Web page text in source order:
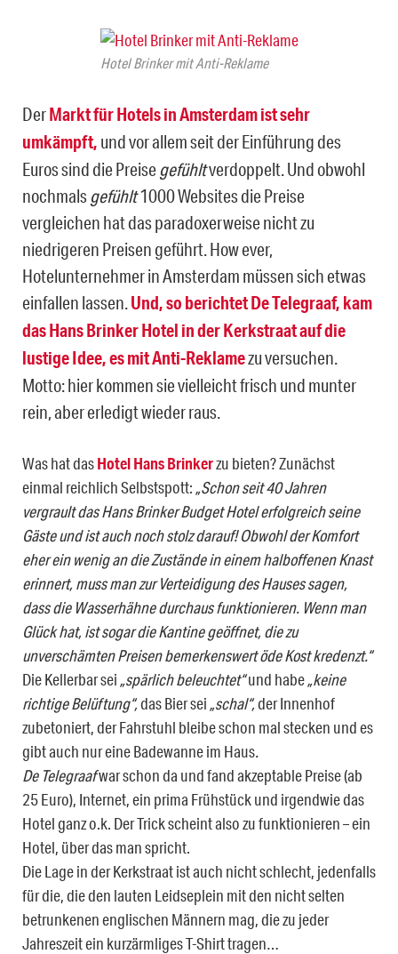
Hotel Brinker mit Anti-Reklame
DerMarkt für Hotels in Amsterdam ist sehr
umkämpft, und vor allem seit der Einführung des
Euros sind die Preise gefühltverdoppelt. Und obwohl
nochmals gefühlt1000 Websites die Preise
vergleichen hat das paradoxerweise nicht zu
niedrigeren Preisen geführt. How ever,
Hotelunternehmer in Amsterdam müssen sich etwas
einfallen lassen.Und, so berichtet De Telegraaf, kam
das Hans Brinker Hotel in der Kerkstraat auf die
lustige Idee, es mit Anti-Reklamezu versuchen.
Motto: hier kommen sie vielleicht frisch und munter
rein, aber erledigt wieder raus.
Was hat dasHotel Hans Brinkerzu bieten? Zunächst
einmal reichlich Selbstspott: „Schon seit 40 Jahren
vergrault das Hans Brinker Budget Hotel erfolgreich seine
Gäste und ist auch noch stolz darauf! Obwohl der Komfort
eher ein wenig an die Zustände in einem halboffenen Knast
erinnert, muss man zur Verteidigung des Hauses sagen,
dass die Wasserhähne durchaus funktionieren. Wenn man
Glück hat, ist sogar die Kantine geöffnet, die zu
unverschämten Preisen bemerkenswert öde Kost kredenzt.“
Die Kellerbar sei „spärlich beleuchtet“und habe„keine
richtige Belüftung“,das Bier sei „schal“,der Innenhof
zubetoniert, der Fahrstuhl bleibe schon mal stecken und es
gibt auch nur eine Badewanne im Haus.
De Telegraafwar schon da und fand akzeptable Preise (ab
25 Euro), Internet, ein prima Frühstück und irgendwie das
Hotel ganz o.k. Der Trick scheint also zu funktionieren – ein
Hotel, über das man spricht.
Die Lage in der Kerkstraat ist auch nicht schlecht, jedenfalls
für die, die den lauten Leidseplein mit den nicht selten
betrunkenen englischen Männern mag, die zu jeder
Jahreszeit ein kurzärmliges T-Shirt tragen…